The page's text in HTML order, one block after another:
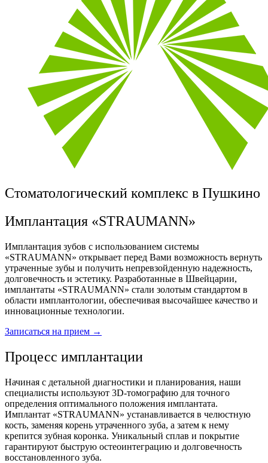
Стоматологический комплекс в Пушкино
Имплантация «STRAUMANN»
Имплантация зубов с использованием системы
«STRAUMANN» открывает перед Вами возможность вернуть
утраченные зубы и получить непревзойденную надежность,
долговечность и эстетику. Разработанные в Швейцарии,
имплантаты «STRAUMANN» стали золотым стандартом в
области имплантологии, обеспечивая высочайшее качество и
инновационные технологии.
Записаться на прием →
Процесс имплантации
Начиная с детальной диагностики и планирования, наши
специалисты используют 3D-томографию для точного
определения оптимального положения имплантата.
Имплантат «STRAUMANN» устанавливается в челюстную
кость, заменяя корень утраченного зуба, а затем к нему
крепится зубная коронка. Уникальный сплав и покрытие
гарантируют быструю остеоинтеграцию и долговечность
восстановленного зуба.